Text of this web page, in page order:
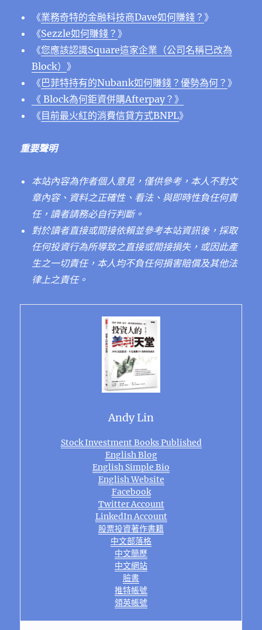
《業務奇特的金融科技商Dave如何賺錢？》
《Sezzle如何賺錢？》
《您應該認識Square這家企業（公司名稱已改為
Block）》
《巴菲特持有的Nubank如何賺錢？優勢為何？》
《 Block為何鉅資併購Afterpay？》
《目前最火紅的消費信貸方式BNPL》
重要聲明
本站內容為作者個人意見，僅供參考，本人不對文
章內容、資料之正確性、看法、與即時性負任何責
任，讀者請務必自行判斷。
對於讀者直接或間接依賴並參考本站資訊後，採取
任何投資行為所導致之直接或間接損失，或因此產
生之一切責任，本人均不負任何損害賠償及其他法
律上之責任。
Andy Lin
Stock Investment Books Published
English Blog
English Simple Bio
English Website
Facebook
Twitter Account
LinkedIn Account
股票投資著作書籍
中文部落格
中文簡歷
中文網站
臉書
推特帳號
領英帳號